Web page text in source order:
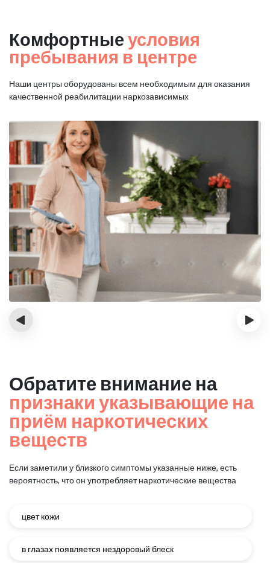
Комфортные условия
пребывания в центре
Наши центры оборудованы всем необходимым для оказания
качественной реабилитации наркозависимых
‹ ›
Обратите внимание на
признаки указывающие на
приём наркотических
веществ
Если заметили у близкого симптомы указанные ниже, есть
вероятность, что он употребляет наркотические вещества
цвет кожи
в глазах появляется нездоровый блеск